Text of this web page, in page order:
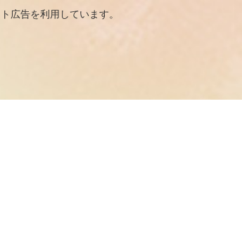
ています。